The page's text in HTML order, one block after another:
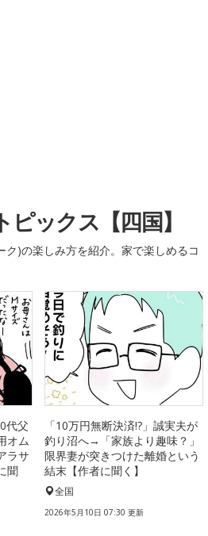
ックス【四国】
)の楽しみ方を紹介。家で楽しめるコ
代父
オム
ラサ
聞
「10万円無断決済!?」誠実夫が
釣り沼へ→「家族より趣味？」
限界妻が突きつけた離婚という
結末【作者に聞く】
全国
2026年5月10日 07:30 更新